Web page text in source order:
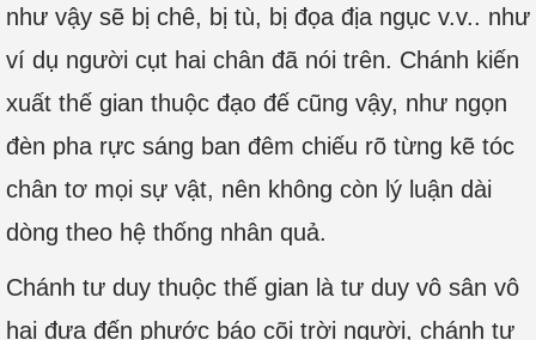
như vậy sẽ bị chê, bị tù, bị đọa địa ngục v.v.. như
ví dụ người cụt hai chân đã nói trên. Chánh kiến
xuất thế gian thuộc đạo đế cũng vậy, như ngọn
đèn pha rực sáng ban đêm chiếu rõ từng kẽ tóc
chân tơ mọi sự vật, nên không còn lý luận dài
dòng theo hệ thống nhân quả.
Chánh tư duy thuộc thế gian là tư duy vô sân vô
hại đưa đến phước báo cõi trời người, chánh tư